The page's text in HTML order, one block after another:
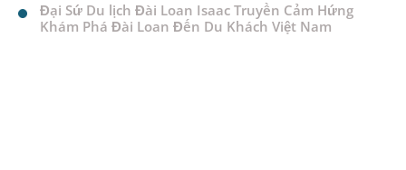
Đại Sứ Du lịch Đài Loan Isaac Truyền Cảm Hứng
Khám Phá Đài Loan Đến Du Khách Việt Nam